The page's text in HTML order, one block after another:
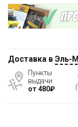
Доставка в Эль-
Пункты
выдачи
от 480₽